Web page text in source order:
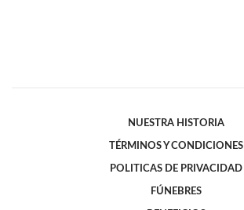
NUESTRA HISTORIA
TÉRMINOS Y CONDICIONES
POLITICAS DE PRIVACIDAD
FÚNEBRES